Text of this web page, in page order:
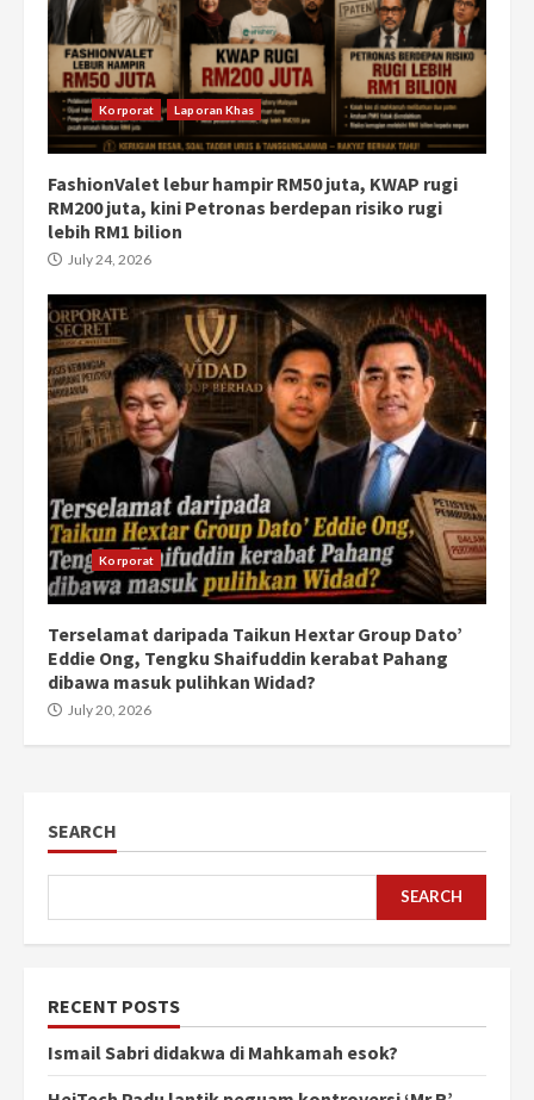
Korporat Laporan Khas
FashionValet lebur hampir RM50 juta, KWAP rugi
RM200 juta, kini Petronas berdepan risiko rugi
lebih RM1 bilion
July 24, 2026
Korporat
Terselamat daripada Taikun Hextar Group Dato’
Eddie Ong, Tengku Shaifuddin kerabat Pahang
dibawa masuk pulihkan Widad?
July 20, 2026
SEARCH
SEARCH
RECENT POSTS
Ismail Sabri didakwa di Mahkamah esok?